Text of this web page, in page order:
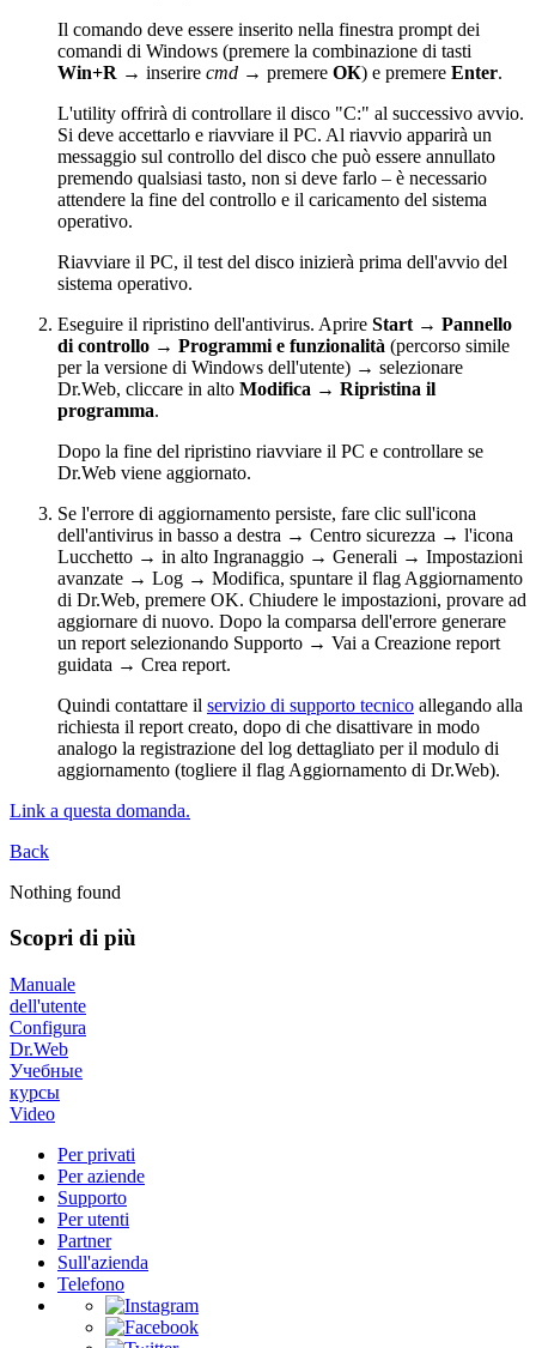
Il comando deve essere inserito nella finestra prompt dei
comandi di Windows (premere la combinazione di tasti
Win+R → inserire cmd → premere ОК) e premere Enter.
L'utility offrirà di controllare il disco "C:" al successivo avvio.
Si deve accettarlo e riavviare il PC. Al riavvio apparirà un
messaggio sul controllo del disco che può essere annullato
premendo qualsiasi tasto, non si deve farlo – è necessario
attendere la fine del controllo e il caricamento del sistema
operativo.
Riavviare il PC, il test del disco inizierà prima dell'avvio del
sistema operativo.
Eseguire il ripristino dell'antivirus. Aprire Start → Pannello
di controllo → Programmi e funzionalità (percorso simile
per la versione di Windows dell'utente) → selezionare
Dr.Web, cliccare in alto Modifica → Ripristina il
programma.
Dopo la fine del ripristino riavviare il PC e controllare se
Dr.Web viene aggiornato.
Se l'errore di aggiornamento persiste, fare clic sull'icona
dell'antivirus in basso a destra → Centro sicurezza → l'icona
Lucchetto → in alto Ingranaggio → Generali → Impostazioni
avanzate → Log → Modifica, spuntare il flag Aggiornamento
di Dr.Web, premere OK. Chiudere le impostazioni, provare ad
aggiornare di nuovo. Dopo la comparsa dell'errore generare
un report selezionando Supporto → Vai a Creazione report
guidata → Crea report.
Quindi contattare il servizio di supporto tecnico allegando alla
richiesta il report creato, dopo di che disattivare in modo
analogo la registrazione del log dettagliato per il modulo di
aggiornamento (togliere il flag Aggiornamento di Dr.Web).
Link a questa domanda.
Back
Nothing found
Scopri di più
Manuale
dell'utente
Configura
Dr.Web
Учебные
курсы
Video
Per privati
Per aziende
Supporto
Per utenti
Partner
Sull'azienda
Telefono